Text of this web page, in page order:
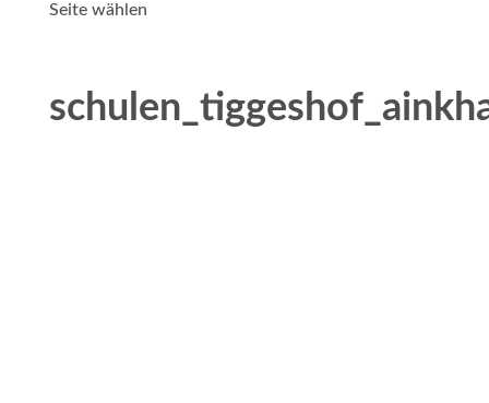
Seite wählen